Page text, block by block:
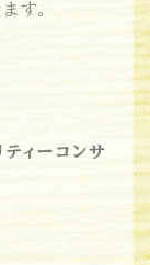
す。
ティーコンサ